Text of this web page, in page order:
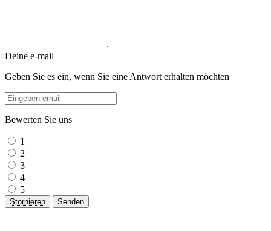
Deine e-mail
Geben Sie es ein, wenn Sie eine Antwort erhalten möchten
Bewerten Sie uns
1
2
3
4
5
Stornieren Senden